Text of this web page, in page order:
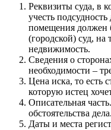
Реквизиты суда, в
учесть
помещения должен
(городской) суд, на
недвижимость.
Сведения о
необходимости –
Цена иска, то есть
которую истец
Описательная
обстоятельства дела.
Даты и места